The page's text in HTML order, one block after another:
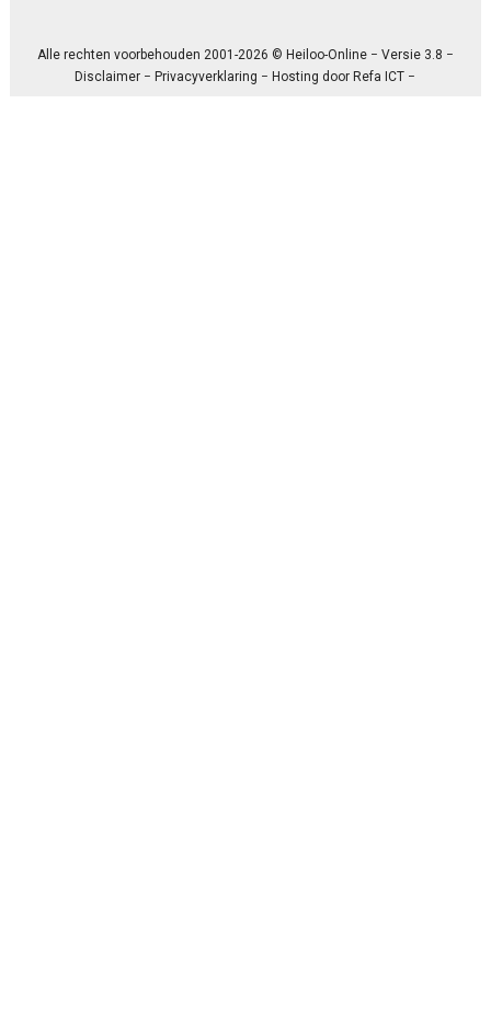
Alle rechten voorbehouden 2001-2026 © Heiloo-Online − Versie 3.8 −
Disclaimer −Privacyverklaring − Hosting doorRefa ICT −